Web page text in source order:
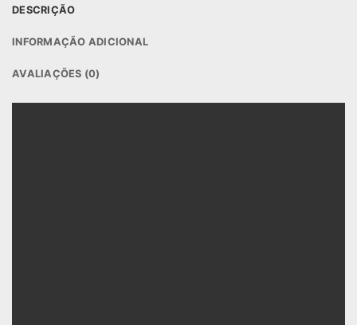
DESCRIÇÃO
INFORMAÇÃO ADICIONAL
AVALIAÇÕES (0)